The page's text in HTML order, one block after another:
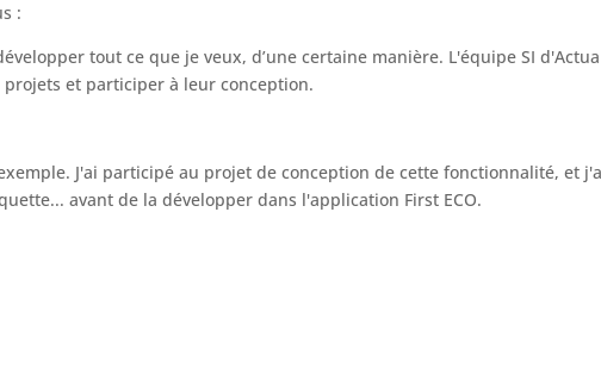
:
tout ce que je veux, d’une certaine manière. L'équipe SI
et participer à leur conception.
J'ai participé au projet de conception de cette fonctionnalité, et
avant de la développer dans l'application First ECO.